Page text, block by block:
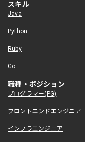
スキル
Java
Python
Ruby
Go
職種・ポジション
プログラマー(PG)
フロントエンドエンジニア
インフラエンジニア